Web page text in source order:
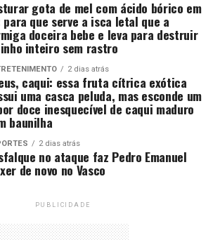
gota de mel com ácido bórico em
para que serve a isca letal que a
doceira bebe e leva para destruir
inteiro sem rastro
2 dias atrás
caqui: essa fruta cítrica exótica
uma casca peluda, mas esconde um
doce inesquecível de caqui maduro
baunilha
2 dias atrás
no ataque faz Pedro Emanuel
de novo no Vasco
PUBLICIDADE